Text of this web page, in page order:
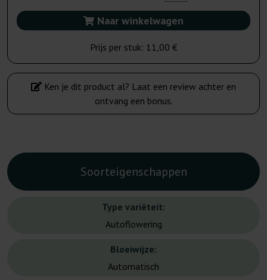
Naar winkelwagen
Prijs per stuk: 11,00 €
Ken je dit product al? Laat een review achter en
ontvang een bonus.
Soorteigenschappen
Type variëteit:
Autoflowering
Bloeiwijze:
Automatisch